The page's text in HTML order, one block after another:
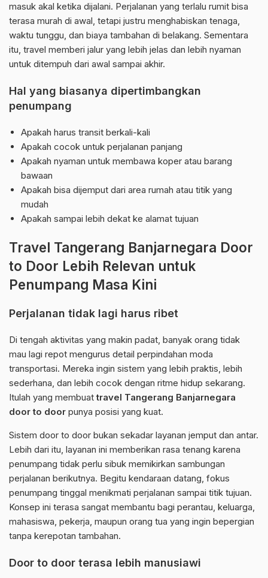
masuk akal ketika dijalani. Perjalanan yang terlalu rumit bisa
terasa murah di awal, tetapi justru menghabiskan tenaga,
waktu tunggu, dan biaya tambahan di belakang. Sementara
itu, travel memberi jalur yang lebih jelas dan lebih nyaman
untuk ditempuh dari awal sampai akhir.
Hal yang biasanya dipertimbangkan
penumpang
Apakah harus transit berkali-kali
Apakah cocok untuk perjalanan panjang
Apakah nyaman untuk membawa koper atau barang
bawaan
Apakah bisa dijemput dari area rumah atau titik yang
mudah
Apakah sampai lebih dekat ke alamat tujuan
Travel Tangerang Banjarnegara Door
to Door Lebih Relevan untuk
Penumpang Masa Kini
Perjalanan tidak lagi harus ribet
Di tengah aktivitas yang makin padat, banyak orang tidak
mau lagi repot mengurus detail perpindahan moda
transportasi. Mereka ingin sistem yang lebih praktis, lebih
sederhana, dan lebih cocok dengan ritme hidup sekarang.
Itulah yang membuattravel Tangerang Banjarnegara
door to door punya posisi yang kuat.
Sistem door to door bukan sekadar layanan jemput dan antar.
Lebih dari itu, layanan ini memberikan rasa tenang karena
penumpang tidak perlu sibuk memikirkan sambungan
perjalanan berikutnya. Begitu kendaraan datang, fokus
penumpang tinggal menikmati perjalanan sampai titik tujuan.
Konsep ini terasa sangat membantu bagi perantau, keluarga,
mahasiswa, pekerja, maupun orang tua yang ingin bepergian
tanpa kerepotan tambahan.
Door to door terasa lebih manusiawi